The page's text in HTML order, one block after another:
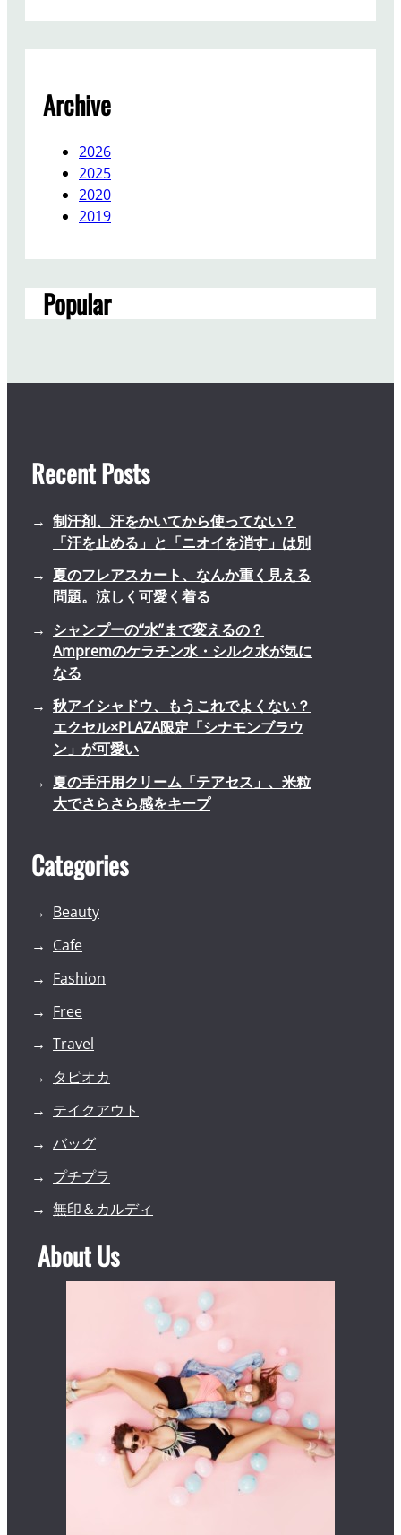
Archive
2026
2025
2020
2019
Popular
Recent Posts
制汗剤、汗をかいてから使ってない？
「汗を止める」と「ニオイを消す」は別
夏のフレアスカート、なんか重く見える
問題。涼しく可愛く着る
シャンプーの“水”まで変えるの？
Ampremのケラチン水・シルク水が気に
なる
秋アイシャドウ、もうこれでよくない？
エクセル×PLAZA限定「シナモンブラウ
ン」が可愛い
夏の手汗用クリーム「テアセス」、米粒
大でさらさら感をキープ
Categories
Beauty
Cafe
Fashion
Free
Travel
タピオカ
テイクアウト
バッグ
プチプラ
無印＆カルディ
About Us